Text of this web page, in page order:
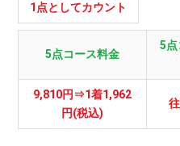
1点としてカウント
5点コース料金
5点
9,810円⇒1着1,962
円(税込)